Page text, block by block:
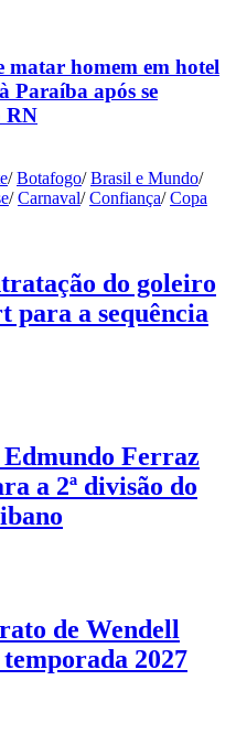
matar homem em hotel
Paraíba após se
RN
/ Botafogo/ Brasil e Mundo/
/ Carnaval/ Confiança/ Copa
do goleiro
a sequência
Ferraz
a 2ª divisão do
de Wendell
2027